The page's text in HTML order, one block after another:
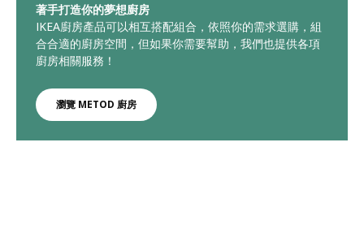
著手打造你的夢想廚房
IKEA廚房產品可以相互搭配組合，依照你的需求選購，組
合合適的廚房空間，但如果你需要幫助，我們也提供各項
廚房相關服務！
瀏覽 METOD 廚房